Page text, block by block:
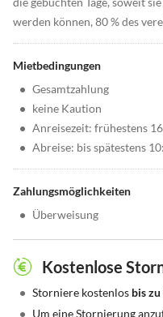
werden können, 80 % des
Mietbedingungen
• Gesamtzahlung
• keine Kaution
• Anreisezeit: frühestens
• Abreise: bis spätestens
Zahlungsmöglichkeiten
• Überweisung
Kostenlose
• Storniere kostenlos bis
• Um eine Stornierung